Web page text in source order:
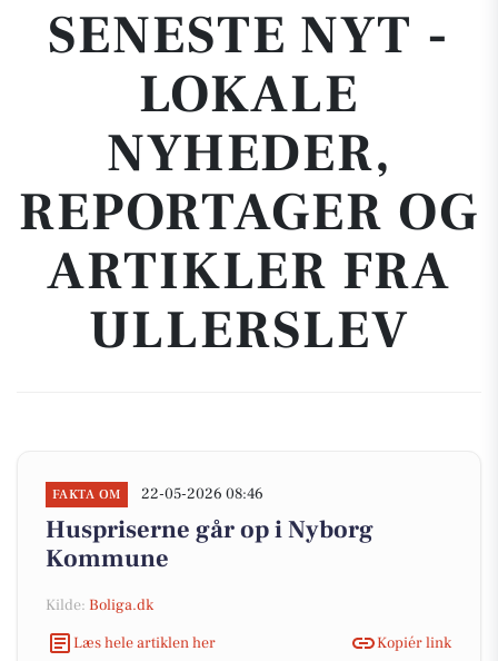
SENESTE NYT -
LOKALE
NYHEDER,
REPORTAGER OG
ARTIKLER FRA
ULLERSLEV
FAKTA OM 22-05-2026 08:46
Huspriserne går op i Nyborg
Kommune
Kilde: Boliga.dk
Læs hele artiklen her
Kopiér link